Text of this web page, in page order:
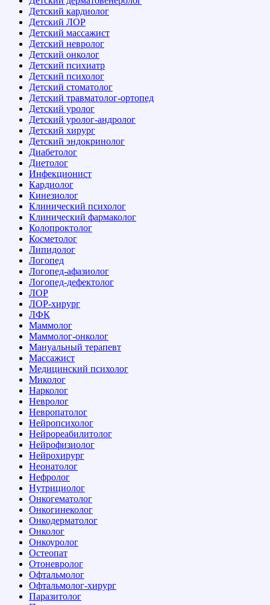
Детский кардиолог
Детский ЛОР
Детский массажист
Детский невролог
Детский онколог
Детский психиатр
Детский психолог
Детский стоматолог
Детский травматолог-ортопед
Детский уролог
Детский уролог-андролог
Детский хирург
Детский эндокринолог
Диабетолог
Диетолог
Инфекционист
Кардиолог
Кинезиолог
Клинический психолог
Клинический фармаколог
Колопроктолог
Косметолог
Липидолог
Логопед
Логопед-афазиолог
Логопед-дефектолог
ЛОР
ЛОР-хирург
ЛФК
Маммолог
Маммолог-онколог
Мануальный терапевт
Массажист
Медицинский психолог
Миколог
Нарколог
Невролог
Невропатолог
Нейропсихолог
Нейрореабилитолог
Нейрофизиолог
Нейрохирург
Неонатолог
Нефролог
Нутрициолог
Онкогематолог
Онкогинеколог
Онкодерматолог
Онколог
Онкоуролог
Остеопат
Отоневролог
Офтальмолог
Офтальмолог-хирург
Паразитолог